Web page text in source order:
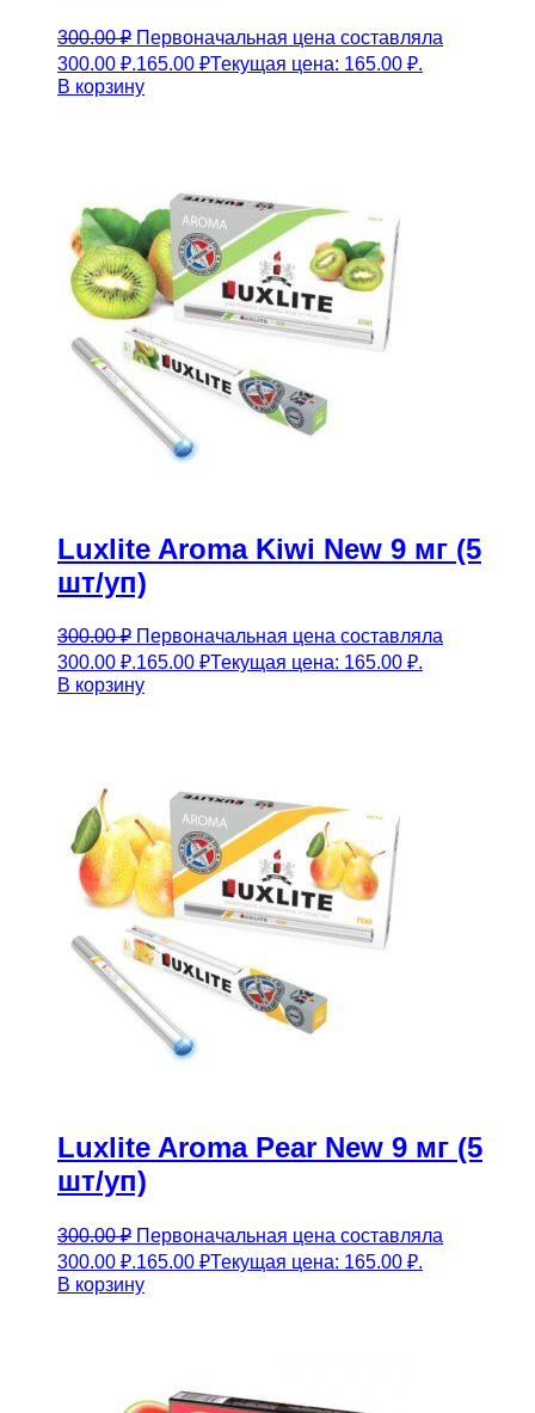
300.00₽ Первоначальная цена составляла
300.00 ₽.165.00 ₽Текущая цена: 165.00 ₽.
В корзину
Luxlite Aroma Kiwi New 9 мг (5
шт/уп)
300.00₽ Первоначальная цена составляла
300.00 ₽.165.00 ₽Текущая цена: 165.00 ₽.
В корзину
Luxlite Aroma Pear New 9 мг (5
шт/уп)
300.00₽ Первоначальная цена составляла
300.00 ₽.165.00 ₽Текущая цена: 165.00 ₽.
В корзину